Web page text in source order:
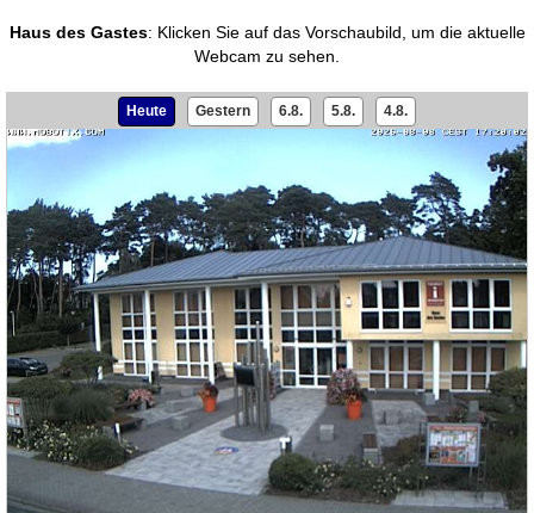
Haus des Gastes: Klicken Sie auf das Vorschaubild, um die aktuelle
Webcam zu sehen.
Heute Gestern 6.8. 5.8. 4.8.